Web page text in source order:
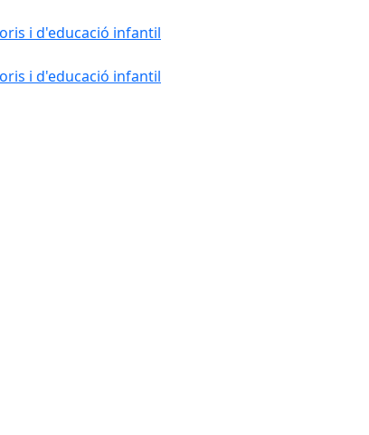
i d'educació infantil
i d'educació infantil